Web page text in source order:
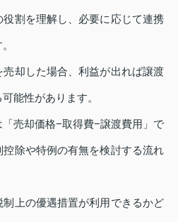
割を理解し、必要に応じて連携
却した場合、利益が出れば譲渡
能性があります。
売却価格−取得費−譲渡費用」で
除や特例の有無を検討する流れ
上の優遇措置が利用できるかど